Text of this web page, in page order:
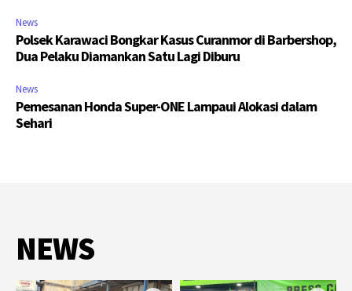
News
Polsek Karawaci Bongkar Kasus Curanmor di Barbershop,
Dua Pelaku Diamankan Satu Lagi Diburu
News
Pemesanan Honda Super-ONE Lampaui Alokasi dalam
Sehari
NEWS